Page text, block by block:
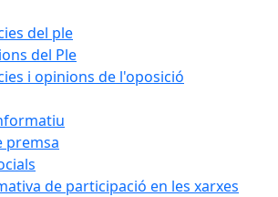
del ple
del Ple
i opinions de l'oposició
premsa
de participació en les xarxes